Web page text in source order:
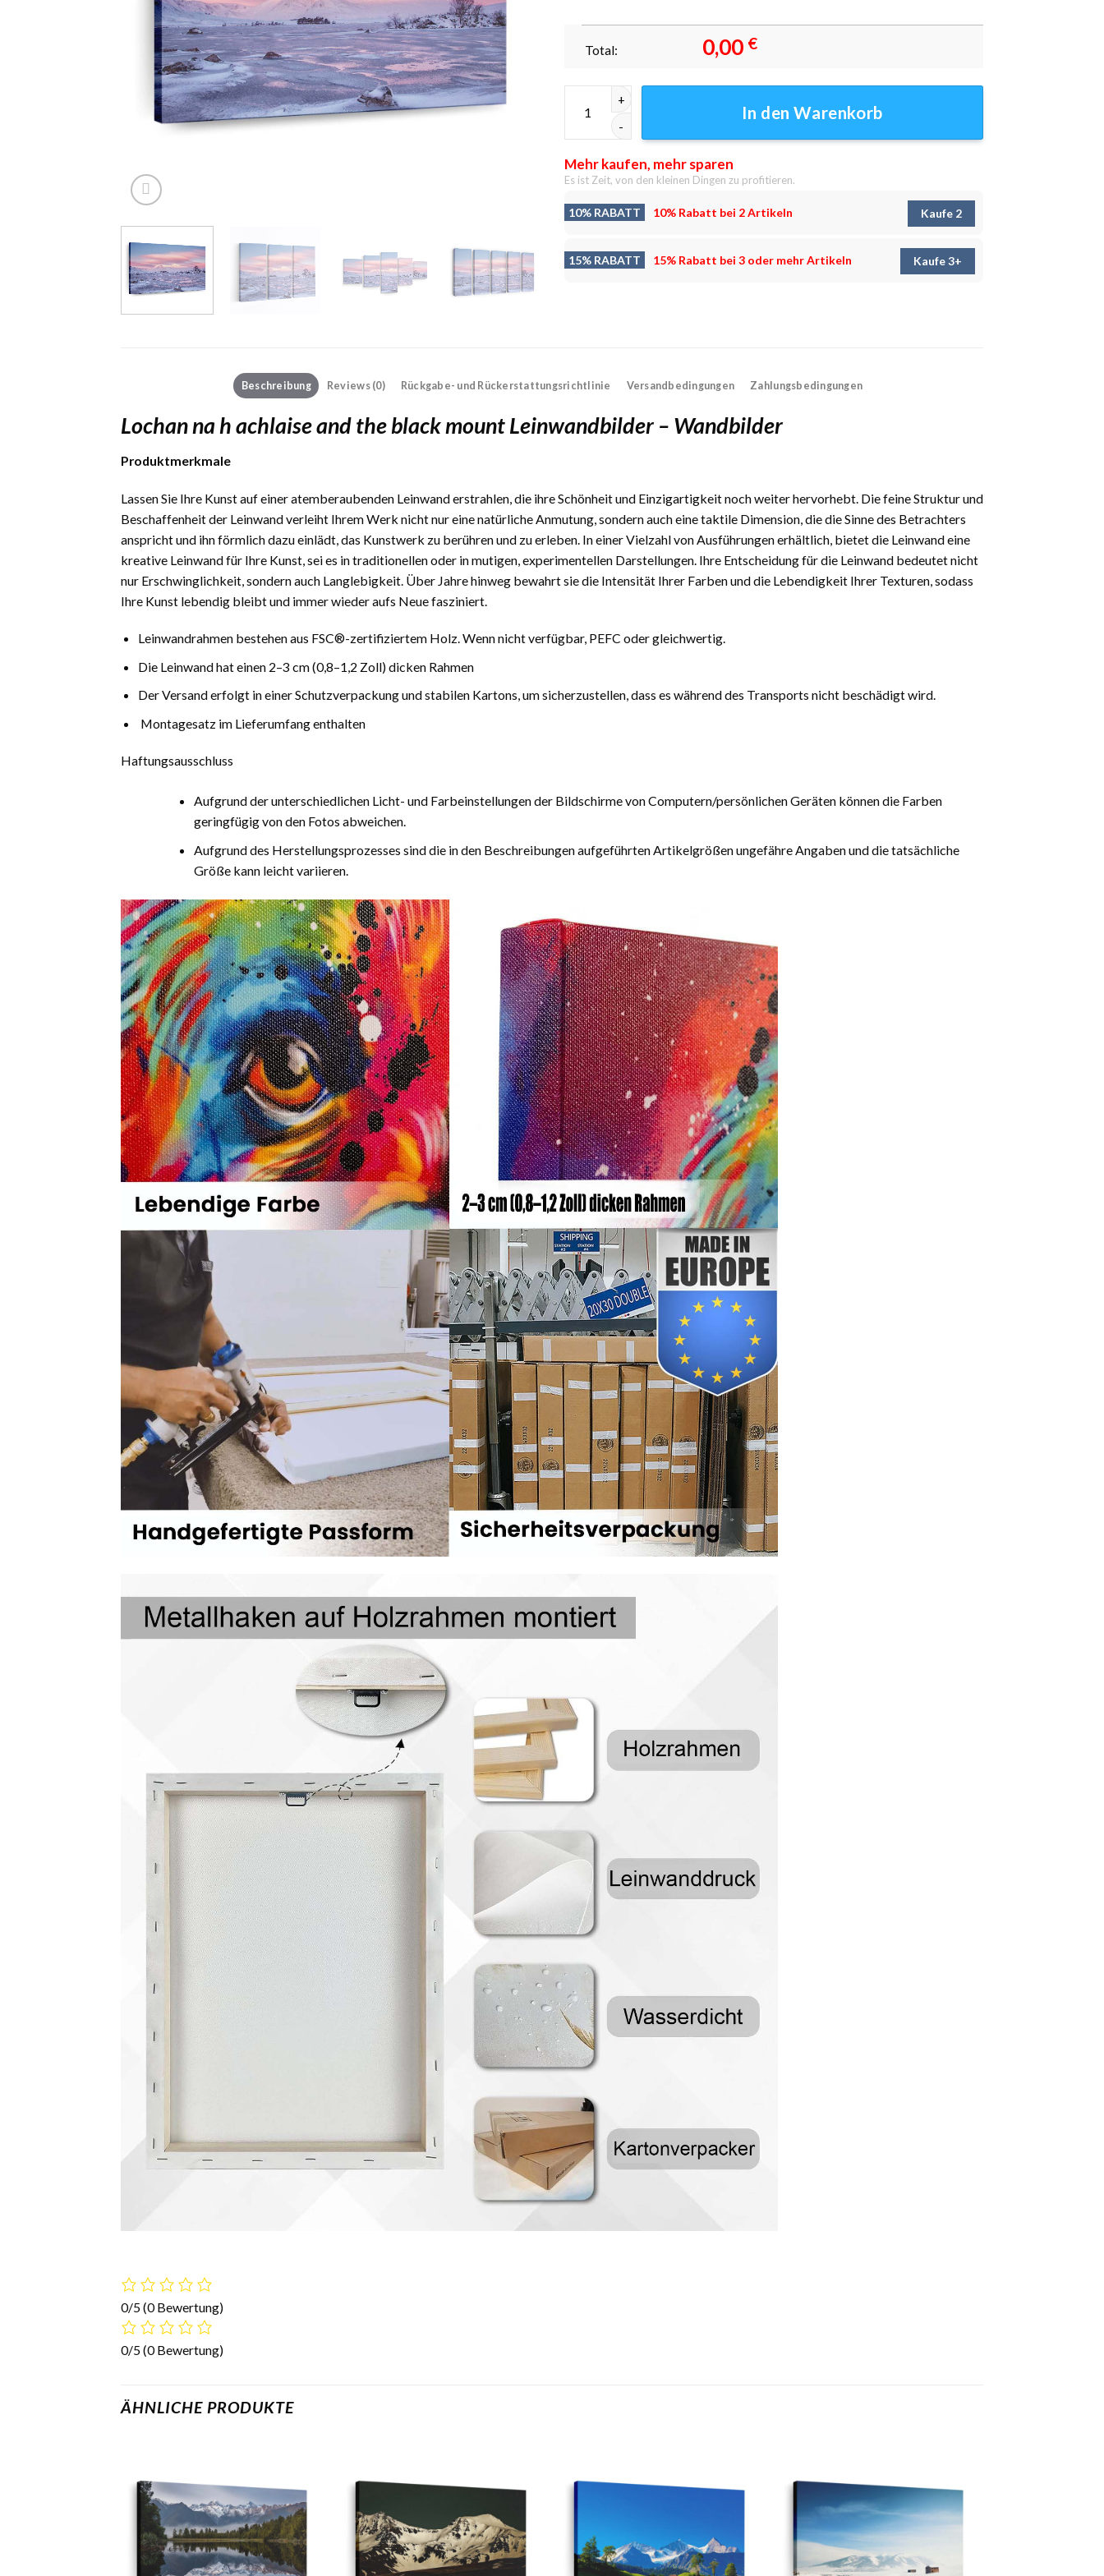
Total: 0,00 €
Lochan na h achlaise and the black mount Leinwandbilder - Wandbilder Menge
In den Warenkorb
Mehr kaufen, mehr sparen
Es ist Zeit, von den kleinen Dingen zu profitieren.
10% RABATT 10% Rabatt bei 2 Artikeln Kaufe 2
15% RABATT 15% Rabatt bei 3 oder mehr Artikeln Kaufe 3+
Beschreibung Reviews (0) Rückgabe- und Rückerstattungsrichtlinie Versandbedingungen Zahlungsbedingungen
Lochan na h achlaise and the black mount Leinwandbilder – Wandbilder
Produktmerkmale
Lassen Sie Ihre Kunst auf einer atemberaubenden Leinwand erstrahlen, die ihre Schönheit und Einzigartigkeit noch weiter hervorhebt. Die feine Struktur und
Beschaffenheit der Leinwand verleiht Ihrem Werk nicht nur eine natürliche Anmutung, sondern auch eine taktile Dimension, die die Sinne des Betrachters
anspricht und ihn förmlich dazu einlädt, das Kunstwerk zu berühren und zu erleben. In einer Vielzahl von Ausführungen erhältlich, bietet die Leinwand eine
kreative Leinwand für Ihre Kunst, sei es in traditionellen oder in mutigen, experimentellen Darstellungen. Ihre Entscheidung für die Leinwand bedeutet nicht
nur Erschwinglichkeit, sondern auch Langlebigkeit. Über Jahre hinweg bewahrt sie die Intensität Ihrer Farben und die Lebendigkeit Ihrer Texturen, sodass
Ihre Kunst lebendig bleibt und immer wieder aufs Neue fasziniert.
Leinwandrahmen bestehen aus FSC®-zertifiziertem Holz. Wenn nicht verfügbar, PEFC oder gleichwertig.
Die Leinwand hat einen 2–3 cm (0,8–1,2 Zoll) dicken Rahmen
Der Versand erfolgt in einer Schutzverpackung und stabilen Kartons, um sicherzustellen, dass es während des Transports nicht beschädigt wird.
Montagesatz im Lieferumfang enthalten
Haftungsausschluss
Aufgrund der unterschiedlichen Licht- und Farbeinstellungen der Bildschirme von Computern/persönlichen Geräten können die Farben
geringfügig von den Fotos abweichen.
Aufgrund des Herstellungsprozesses sind die in den Beschreibungen aufgeführten Artikelgrößen ungefähre Angaben und die tatsächliche
Größe kann leicht variieren.
0/5(0 Bewertung)
0/5(0 Bewertung)
ÄHNLICHE PRODUKTE